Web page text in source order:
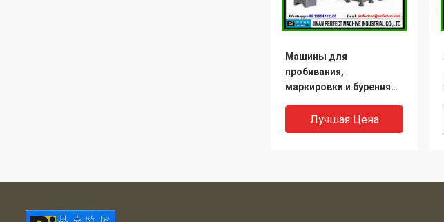
Машины для
пробивания,
маркировки и бурения
ЧПУ, используемые в
металлургической
Лучшая Цена